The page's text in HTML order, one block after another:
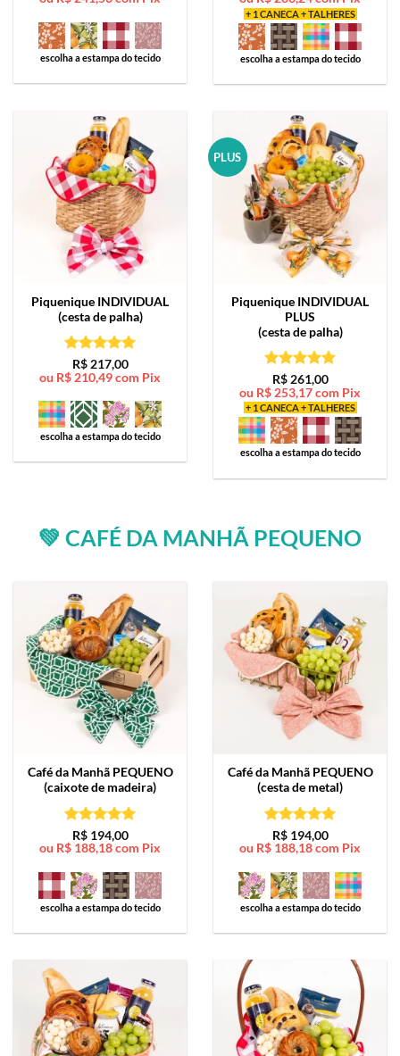
escolha a estampa do tecido
+ 1 CANECA + TALHERES
escolha a estampa do tecido
Piquenique INDIVIDUAL
(cesta de palha)
Avaliação5
de 5
R$217,00
ou R$ 210,49com Pix
escolha a estampa do tecido
PLUS
Piquenique INDIVIDUAL
PLUS
(cesta de palha)
Avaliação5
de 5
R$261,00
ou R$ 253,17com Pix
+ 1 CANECA + TALHERES
escolha a estampa do tecido
💚 CAFÉ DA MANHÃ PEQUENO
Café da Manhã PEQUENO
(caixote de madeira)
Avaliação5
de 5
R$194,00
ou R$ 188,18com Pix
escolha a estampa do tecido
Café da Manhã PEQUENO
(cesta de metal)
Avaliação5
de 5
R$194,00
ou R$ 188,18com Pix
escolha a estampa do tecido